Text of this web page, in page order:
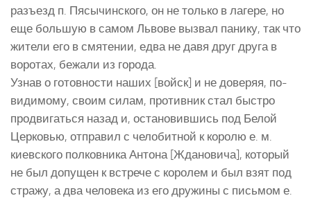
разъезд п. Пясычинского, он не только в лагере, но
еще большую в самом Львове вызвал панику, так что
жители его в смятении, едва не давя друг друга в
воротах, бежали из города.
Узнав о готовности наших [войск] и не доверяя, по-
видимому, своим силам, противник стал быстро
продвигаться назад и, остановившись под Белой
Церковью, отправил с челобитной к королю е. м.
киевского полковника Антона [Ждановича], который
не был допущен к встрече с королем и был взят под
стражу, а два человека из его дружины с письмом е.